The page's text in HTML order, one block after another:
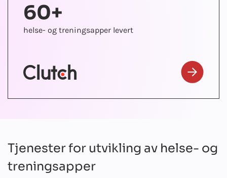
60+
helse- og treningsapper levert
Tjenester for utvikling av helse- og
treningsapper